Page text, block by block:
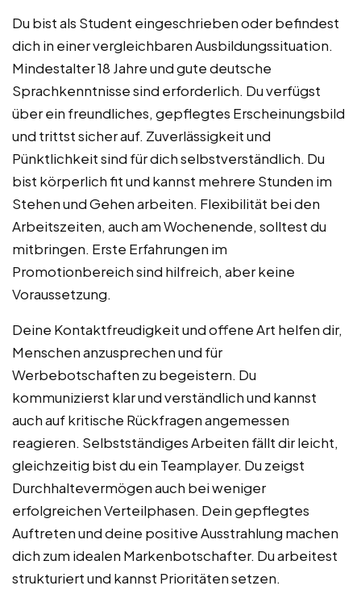
Du bist als Student eingeschrieben oder befindest
dich in einer vergleichbaren Ausbildungssituation.
Mindestalter 18 Jahre und gute deutsche
Sprachkenntnisse sind erforderlich. Du verfügst
über ein freundliches, gepflegtes Erscheinungsbild
und trittst sicher auf. Zuverlässigkeit und
Pünktlichkeit sind für dich selbstverständlich. Du
bist körperlich fit und kannst mehrere Stunden im
Stehen und Gehen arbeiten. Flexibilität bei den
Arbeitszeiten, auch am Wochenende, solltest du
mitbringen. Erste Erfahrungen im
Promotionbereich sind hilfreich, aber keine
Voraussetzung.
Deine Kontaktfreudigkeit und offene Art helfen dir,
Menschen anzusprechen und für
Werbebotschaften zu begeistern. Du
kommunizierst klar und verständlich und kannst
auch auf kritische Rückfragen angemessen
reagieren. Selbstständiges Arbeiten fällt dir leicht,
gleichzeitig bist du ein Teamplayer. Du zeigst
Durchhaltevermögen auch bei weniger
erfolgreichen Verteilphasen. Dein gepflegtes
Auftreten und deine positive Ausstrahlung machen
dich zum idealen Markenbotschafter. Du arbeitest
strukturiert und kannst Prioritäten setzen.